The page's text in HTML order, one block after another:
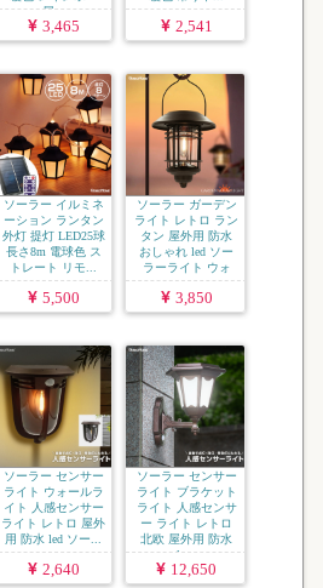
屋...
3,465 2,541
ソーラー イルミネ
ーション ランタン
外灯 提灯 LED25球
長さ8m 電球色 ス
トレート リモ...
5,500
ソーラー ガーデン
ライト レトロ ラン
タン 屋外用 防水
おしゃれ led ソー
ラーライト ウォ
ー...
3,850
ソーラー センサー
ライト ウォールラ
イト 人感センサー
ライト レトロ 屋外
用 防水 led ソー...
2,640
ソーラー センサー
ライト ブラケット
ライト 人感センサ
ー ライト レトロ
北欧 屋外用 防水
le...
12,650